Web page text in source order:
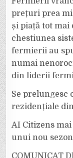
prețuri prea
și piață tot mai
chestiunea
fermierii au
numai
din liderii
Se prelungesc
rezidențiale
AI Citizens
unui nou
COMUNICAT